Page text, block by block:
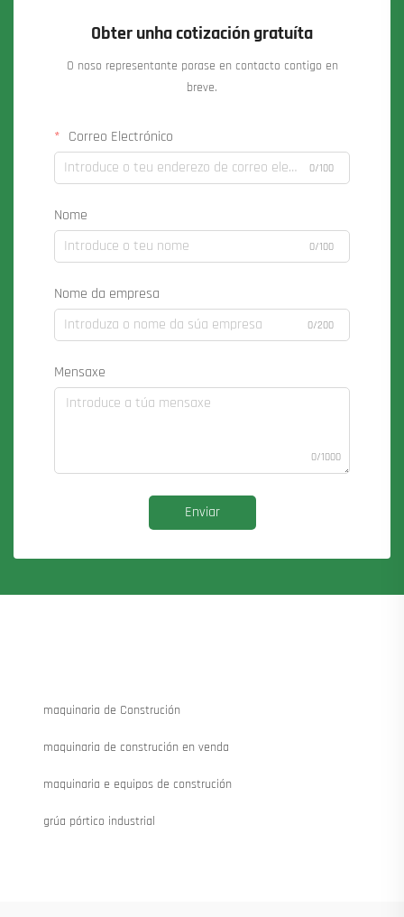
Obter unha cotización gratuíta
O noso representante porase en contacto contigo en
breve.
Correo Electrónico
0/100
Nome
0/100
Nome da empresa
0/200
Mensaxe
0/1000
Enviar
maquinaria de Construción
maquinaria de construción en venda
maquinaria e equipos de construción
grúa pórtico industrial